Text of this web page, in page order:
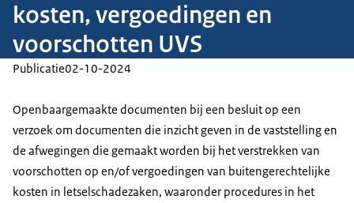
kosten, vergoedingen en
voorschotten UVS
Publicatie02-10-2024
Openbaargemaakte documenten bij een besluit op een
verzoek om documenten die inzicht geven in de vaststelling en
de afwegingen die gemaakt worden bij het verstrekken van
voorschotten op en/of vergoedingen van buitengerechtelijke
kosten in letselschadezaken, waaronder procedures in het